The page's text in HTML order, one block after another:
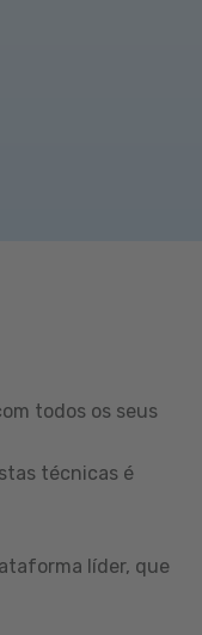
todos os seus
técnicas é
líder, que